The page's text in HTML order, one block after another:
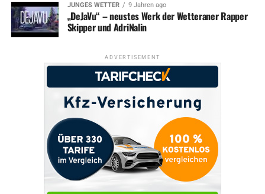
JUNGES WETTER 9 Jahren ago
„DeJaVu“ – neustes Werk der Wetteraner Rapper
Skipper und AdriNalin
ADVERTISEMENT